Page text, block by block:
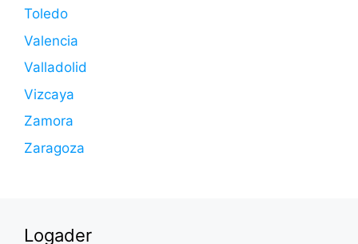
Toledo
Valencia
Valladolid
Vizcaya
Zamora
Zaragoza
Logader